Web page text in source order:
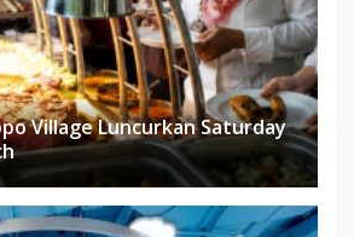
Village Luncurkan Saturday